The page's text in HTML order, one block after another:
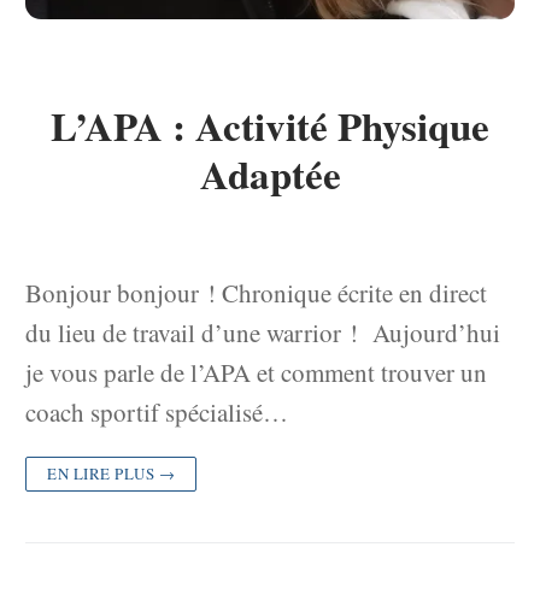
L’APA : Activité Physique
Adaptée
Bonjour bonjour ! Chronique écrite en direct
du lieu de travail d’une warrior ! Aujourd’hui
je vous parle de l’APA et comment trouver un
coach sportif spécialisé…
EN LIRE PLUS →